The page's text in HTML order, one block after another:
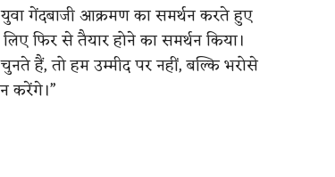
गेंदबाजी आक्रमण का समर्थन करते हुए
फिर से तैयार होने का समर्थन किया।
हैं, तो हम उम्मीद पर नहीं, बल्कि भरोसे
करेंगे।”